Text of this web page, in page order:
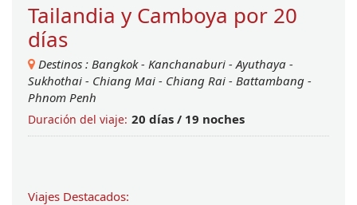
Tailandia y Camboya por 20
días
Destinos : Bangkok- Kanchanaburi -Ayuthaya -
Sukhothai - Chiang Mai - Chiang Rai - Battambang -
Phnom Penh
Duración del viaje: 20 dí­as / 19 noches
Viajes Destacados: